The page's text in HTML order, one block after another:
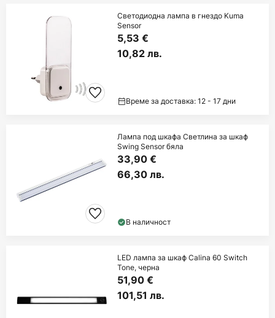
Светодиодна лампа в гнездо Kuma
Sensor
5,53 €
10,82 лв.
Време за доставка: 12 - 17 дни
Лампа под шкафа Светлина за шкаф
Swing Sensor бяла
33,90 €
66,30 лв.
В наличност
LED лампа за шкаф Calina 60 Switch
Tone, черна
51,90 €
101,51 лв.